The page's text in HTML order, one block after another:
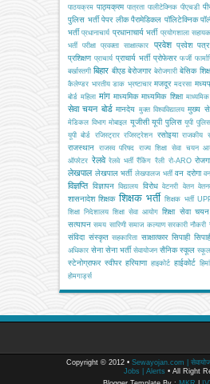
पाठयक्रम पाठ्यक्रम पात्रता पालीटेक्निक पीएचडी
पुलिस भर्ती पेपर लीक पैरामेडिकल पॉलिटेक्निक
भर्ती प्रधानाचार्य प्रधानाचार्य भर्ती प्रयोगशाला सहायक
भर्ती परीक्षा
प्रवक्ता साक्षात्कार प्रवेश प्रवेश पत्र
प्रशिक्षण प्राचार्य प्राचार्य भर्ती प्रोफेसर फर्जी
बर्खास्तगी बिहार बीएड बेरोजगार बेरोजगारी बेसिक
कैलेण्डर भारतीय डाक भ्रष्टाचार मजदूर मदरसा
बोर्ड महिला मांग माध्यमिक माध्यमिक शिक्षा माध्यमिक
सेवा चयन बोर्ड मानदेय मुक्त विश्वविद्यालय मुख्य
मेडिकल विभाग मोबाइल यूजीसी यूपी पुलिस यूपी
यूपी बोर्ड रजिस्ट्रार रजिस्ट्रेशन रसोइया राजकीय
राजस्थान राजस्व परिषद राज्य शिक्षा सेवा चयन
ऑपरेटर रेलवे रेलवे भर्ती रैंकिंग रैली रो-ARO
लेखपाल लेखपाल भर्ती लेखपालज भर्ती वन दरोगा
विज्ञप्ति विज्ञापन विद्यालय विरोध वेटनरी वेतन
शासनादेश शिक्षक शिक्षक भर्ती शिक्षक भर्ती
शिक्षा निदेशालय शिक्षा सेवा आयोग शिक्षा सेवा
सत्यापन समय सारिणी समाज कल्याण सरकारी नौकरी
संविदा संस्कृत सहकारिता साक्षात्कार सिपाही
अधिकार सेना सेना भर्ती सेवायोजन सैनिक स्कूल स्कूल
स्टेनोग्राफर स्वीपर हरियाणा हाइकोर्ट हाईकोर्ट
होमगार्ड्स
Copyright © 2012 • Sewayojan.com |
Jobs | Alerts • All Right